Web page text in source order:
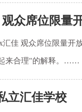
众席位限量
汇佳 观众席位限量开
来合理"的解释。……
立汇佳学校